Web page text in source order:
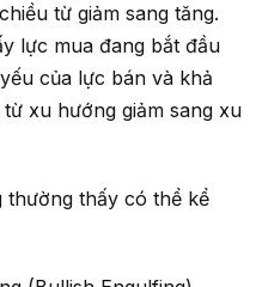
từ giảm sang tăng.
lực mua đang bắt đầu
của lực bán và khả
xu hướng giảm sang xu
thường thấy có thể kể